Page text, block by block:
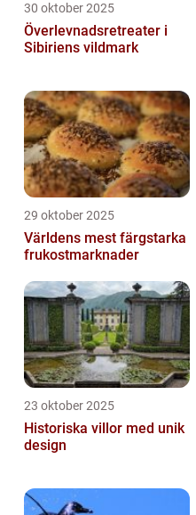
30 oktober 2025
Överlevnadsretreater i
Sibiriens vildmark
29 oktober 2025
Världens mest färgstarka
frukostmarknader
23 oktober 2025
Historiska villor med unik
design